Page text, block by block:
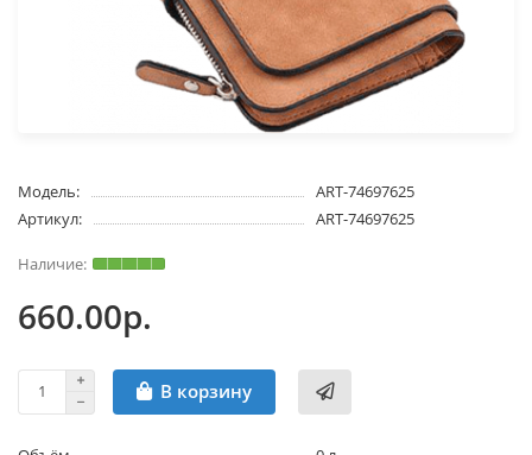
Модель:
ART-74697625
Артикул:
ART-74697625
660.00р.
В корзину